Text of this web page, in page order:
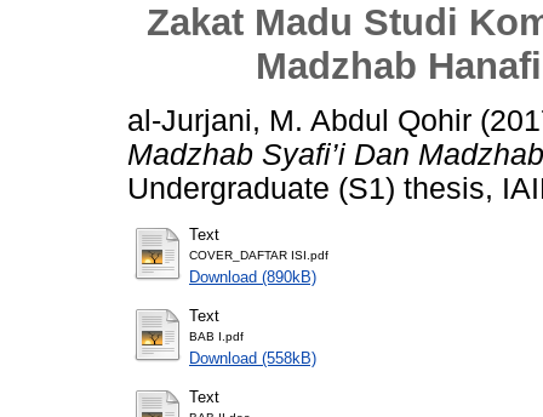
Zakat Madu Studi
Madzhab
al-Jurjani, M. Abdul Qohir
Madzhab Syafi’i Dan
Undergraduate (S1) thesis,
Text
COVER_DAFTAR ISI.pdf
Download (890kB)
Text
BAB I.pdf
Download (558kB)
Text